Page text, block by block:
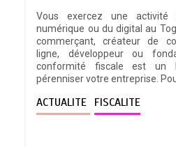
Vous exercez une
numérique ou du digital au
commerçant, créateur de
ligne, développeur ou
conformité fiscale est un
pérenniser votre entreprise.
ACTUALITE FISCALITE
TOGO :
indicateur de
4